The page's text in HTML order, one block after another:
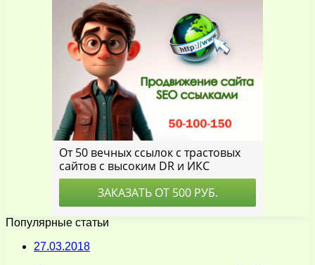
Популярные статьи
27.03.2018